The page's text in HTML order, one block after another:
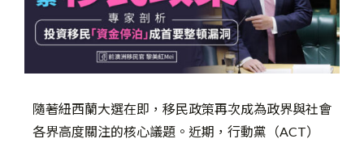
隨著紐西蘭大選在即，移民政策再次成為政界與社會
各界高度關注的核心議題。近期，行動黨（ACT）